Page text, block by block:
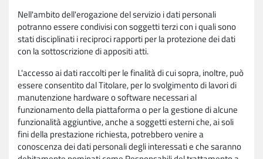
Nell'ambito dell'erogazione del servizio i dati personali
potranno essere condivisi con soggetti terzi con i quali sono
stati disciplinati i reciproci rapporti per la protezione dei dati
con la sottoscrizione di appositi atti.
L'accesso ai dati raccolti per le finalità di cui sopra, inoltre, può
essere consentito dal Titolare, per lo svolgimento di lavori di
manutenzione hardware o software necessari al
funzionamento della piattaforma o per la gestione di alcune
funzionalità aggiuntive, anche a soggetti esterni che, ai soli
fini della prestazione richiesta, potrebbero venire a
conoscenza dei dati personali degli interessati e che saranno